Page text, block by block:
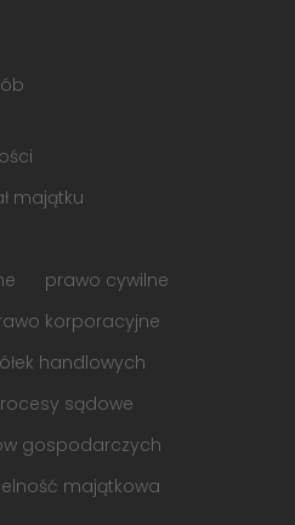
majątku
prawo cywilne
korporacyjne
handlowych
sądowe
gospodarczych
majątkowa